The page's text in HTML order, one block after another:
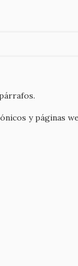
y páginas